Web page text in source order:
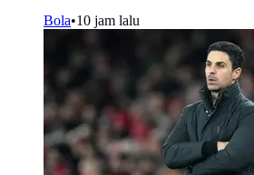
Bola•10 jam lalu